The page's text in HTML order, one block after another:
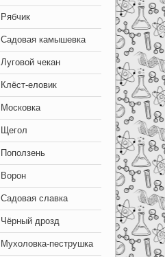
Рябчик
Садовая камышевка
Луговой чекан
Клёст-еловик
Московка
Щегол
Поползень
Ворон
Садовая славка
Чёрный дрозд
Мухоловка-пеструшка